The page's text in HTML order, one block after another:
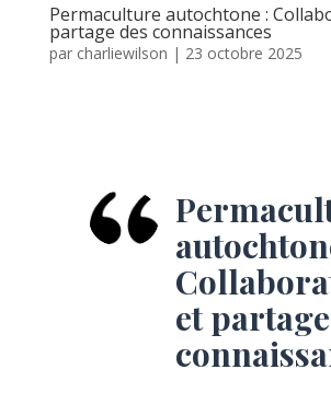
Permaculture autochtone :
partage des connaissances
par charliewilson | 23 octobre 2025
et